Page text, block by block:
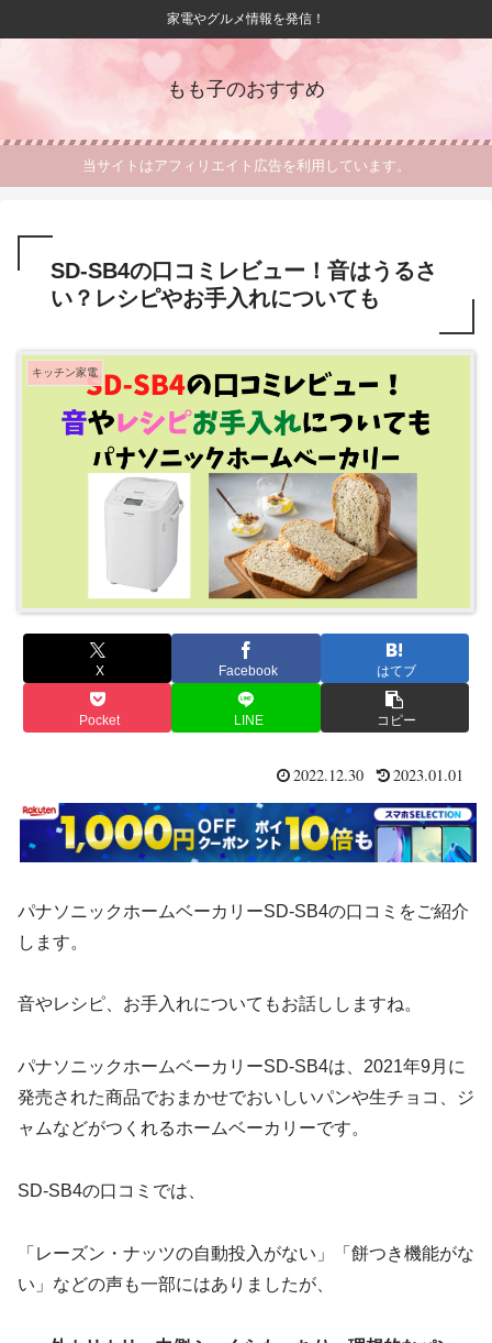
家電やグルメ情報を発信！
もも子のおすすめ
当サイトはアフィリエイト広告を利用しています。
SD-SB4の口コミレビュー！音はうるさ
い？レシピやお手入れについても
キッチン家電
X Facebook はてブ
Pocket LINE コピー
2022.12.30 2023.01.01
パナソニックホームベーカリーSD-SB4の口コミをご紹介
します。
音やレシピ、お手入れについてもお話ししますね。
パナソニックホームベーカリーSD-SB4は、2021年9月に
発売された商品でおまかせでおいしいパンや生チョコ、ジ
ャムなどがつくれるホームベーカリーです。
SD-SB4の口コミでは、
「レーズン・ナッツの自動投入がない」「餅つき機能がな
い」などの声も一部にはありましたが、